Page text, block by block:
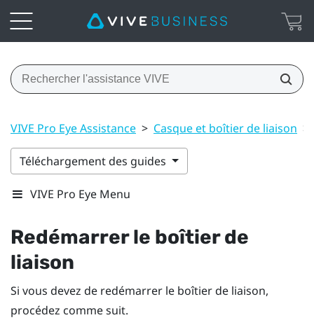
VIVE Pro Eye Assistance > Casque et boîtier de liaison >
Téléchargement des guides
VIVE Pro Eye Menu
Redémarrer le boîtier de
liaison
Si vous devez de redémarrer le boîtier de liaison,
procédez comme suit.